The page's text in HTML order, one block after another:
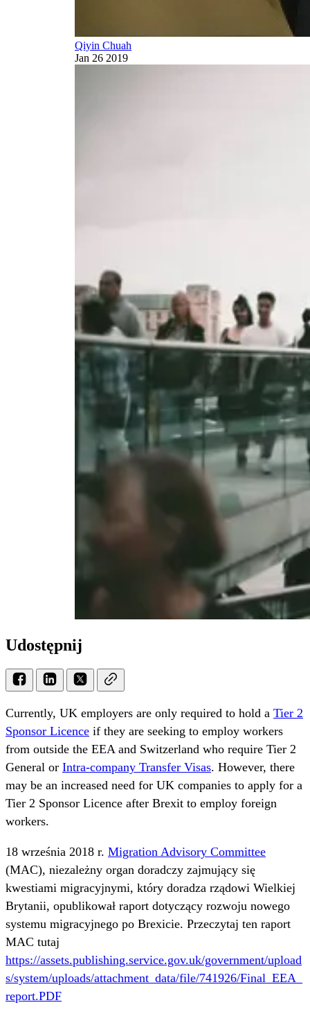
Qiyin Chuah
Jan 26 2019
Udostępnij
Currently, UK employers are only required to hold a Tier 2
Sponsor Licence if they are seeking to employ workers
from outside the EEA and Switzerland who require Tier 2
General or Intra-company Transfer Visas. However, there
may be an increased need for UK companies to apply for a
Tier 2 Sponsor Licence after Brexit to employ foreign
workers.
18 września 2018 r. Migration Advisory Committee
(MAC), niezależny organ doradczy zajmujący się
kwestiami migracyjnymi, który doradza rządowi Wielkiej
Brytanii, opublikował raport dotyczący rozwoju nowego
systemu migracyjnego po Brexicie. Przeczytaj ten raport
MAC tutaj
https://assets.publishing.service.gov.uk/government/upload
s/system/uploads/attachment_data/file/741926/Final_EEA_
report.PDF